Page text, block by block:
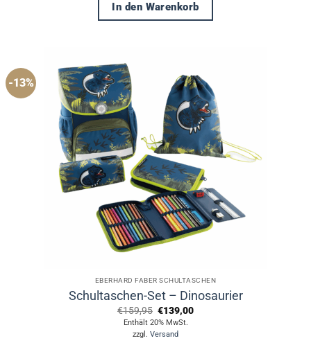
In den Warenkorb
-13%
EBERHARD FABER SCHULTASCHEN
Schultaschen-Set – Dinosaurier
€159,95 Ursprünglicher
Preis
war:
€159,95
€139,00Aktueller
Enthält 20% MwSt.
zzgl. Versand